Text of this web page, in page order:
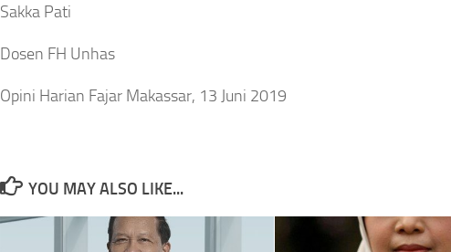
Sakka Pati
Dosen FH Unhas
Opini Harian Fajar Makassar, 13 Juni 2019
YOU MAY ALSO LIKE...